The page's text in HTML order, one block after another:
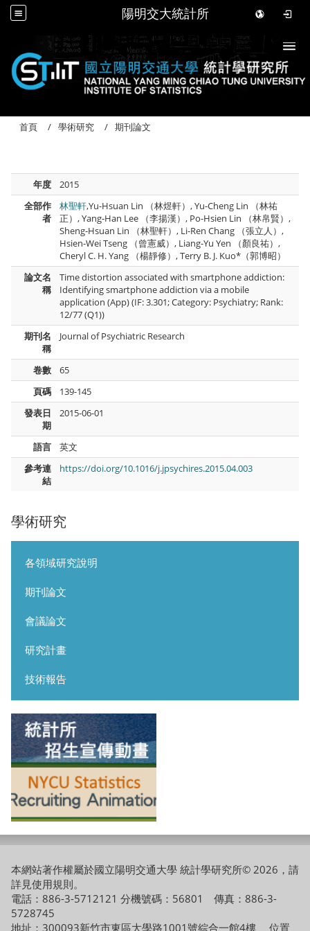
陽明交大統計所
學術研究
各領域研究說明
期刊論文
會議論文
研究計畫
技術報告
首頁 學術研究 期刊論文
年度
2015
全部作
者
林聖軒,Yu-Hsuan Lin （林煜軒）, Yu-Cheng Lin （林祐
正）, Yang-Han Lee （李揚漢）, Po-Hsien Lin （林帛賢）,
Sheng-Hsuan Lin （林聖軒）, Li-Ren Chang （張立人）,
Hsien-Wei Tseng （曾憲威）, Liang-Yu Yen （顏良祐）,
Cheryl C. H. Yang （楊靜修）, Terry B. J. Kuo*（郭博昭）
論文名
稱
Time distortion associated with smartphone addiction:
Identifying smartphone addiction via a mobile
application (App) (IF: 3.301; Category: Psychiatry; Rank:
12/77 (Q1))
期刊名
稱
Journal of Psychiatric Research
卷數
65
頁碼
139-145
發表日
期
2015-06-01
語言
英文
參考連
結
https://doi.org/10.1016/j.jpsychires.2015.04.003
本網站著作權屬於國立陽明交通大學 統計學研究所© 2026，請
詳見使用規則。
電話：886-3-5712121 分機號碼：56801 傳真：886-3-
5728745
地址：300093新竹市東區大學路1001號綜合一館4樓 位置